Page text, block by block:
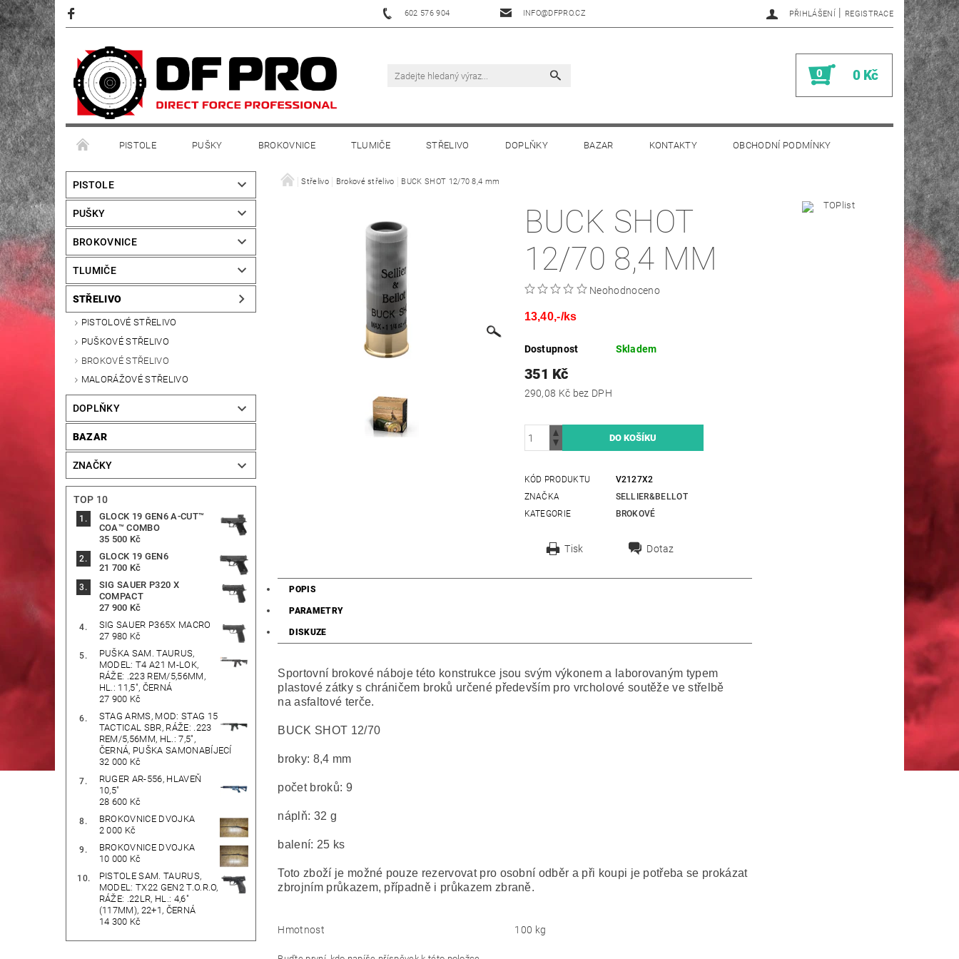
602 576 904 INFO@DFPRO.CZ PŘIHLÁŠENÍ | REGISTRACE
0 0 Kč
PISTOLE PUŠKY BROKOVNICE TLUMIČE STŘELIVO DOPLŇKY BAZAR KONTAKTY OBCHODNÍ PODMÍNKY
PISTOLE
PUŠKY
BROKOVNICE
TLUMIČE
STŘELIVO
PISTOLOVÉ STŘELIVO
PUŠKOVÉ STŘELIVO
BROKOVÉ STŘELIVO
MALORÁŽOVÉ STŘELIVO
DOPLŇKY
BAZAR
ZNAČKY
TOP 10
GLOCK 19 GEN6 A-CUT™
COA™ COMBO
35 500 Kč
GLOCK 19 GEN6
21 700 Kč
SIG SAUER P320 X
COMPACT
27 900 Kč
SIG SAUER P365X MACRO
27 980 Kč
PUŠKA SAM. TAURUS,
MODEL: T4 A21 M-LOK,
RÁŽE: .223 REM/5,56MM,
HL.: 11,5", ČERNÁ
27 900 Kč
STAG ARMS, MOD: STAG 15
TACTICAL SBR, RÁŽE: .223
REM/5,56MM, HL.: 7,5",
ČERNÁ, PUŠKA SAMONABÍJECÍ
32 000 Kč
RUGER AR-556, HLAVEŇ
10,5"
28 600 Kč
BROKOVNICE DVOJKA
2 000 Kč
BROKOVNICE DVOJKA
10 000 Kč
PISTOLE SAM. TAURUS,
MODEL: TX22 GEN2 T.O.R.O,
RÁŽE: .22LR, HL.: 4,6"
(117MM), 22+1, ČERNÁ
14 300 Kč
Střelivo Brokové střelivo BUCK SHOT 12/70 8,4 mm
BUCK SHOT
12/70 8,4 MM
Neohodnoceno
13,40,-/ks
Dostupnost Skladem
351 Kč
290,08 Kč bez DPH
KÓD PRODUKTU
V2127X2
ZNAČKA
SELLIER&BELLOT
KATEGORIE
BROKOVÉ
Tisk Dotaz
POPIS
PARAMETRY
DISKUZE
Sportovní brokové náboje této konstrukce jsou svým výkonem a laborovaným typem
plastové zátky s chráničem broků určené především pro vrcholové soutěže ve střelbě
na asfaltové terče.
BUCK SHOT 12/70
broky: 8,4 mm
počet broků: 9
náplň: 32 g
balení: 25 ks
Toto zboží je možné pouze rezervovat pro osobní odběr a při koupi je potřeba se prokázat
zbrojním průkazem, případně i průkazem zbraně.
Hmotnost 100 kg